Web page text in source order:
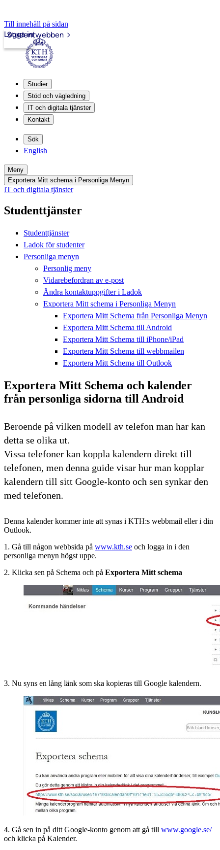
Till innehåll på sidan
Studentwebben
Logga in
Studier
Stöd och vägledning
IT och digitala tjänster
Kontakt
Sök
English
Meny
Exportera Mitt schema i Personliga Menyn
IT och digitala tjänster
Studenttjänster
Studenttjänster
Ladok för studenter
Personliga menyn
Personlig meny
Vidarebefordran av e-post
Ändra kontaktuppgifter i Ladok
Exportera Mitt schema i Personliga Menyn
Exportera Mitt Schema från Personliga Menyn
Exportera Mitt Schema till Android
Exportera Mitt Schema till iPhone/iPad
Exportera Mitt Schema till webbmailen
Exportera Mitt Schema till Outlook
Exportera Mitt Schema och kalender
från personliga sidorna till Android
Beroende på vilken modell av telefon man har kan
detta se olika ut.
Vissa telefoner kan koppla kalendern direkt till
telefonen, men denna guide visar hur man kopplar
kalendern till sitt Google-konto och sen synkar den
med telefonen.
Denna kalender kommer inte att synas i KTH:s webbmail eller i din
Outlook.
1. Gå till någon webbsida på www.kth.se och logga in i den
personliga menyn högst uppe.
2. Klicka sen på Schema och på Exportera Mitt schema
3. Nu syns en lång länk som ska kopieras till Google kalendern.
4. Gå sen in på ditt Google-konto genom att gå till www.google.se/
och klicka på Kalender.